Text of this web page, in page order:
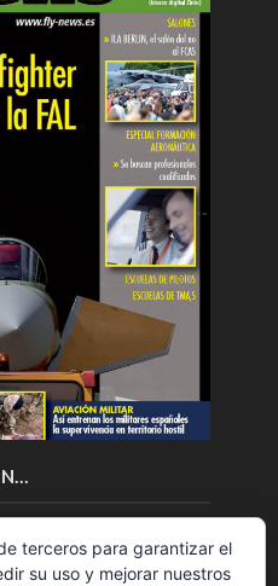
terceros para garantizar el
su uso y mejorar nuestros